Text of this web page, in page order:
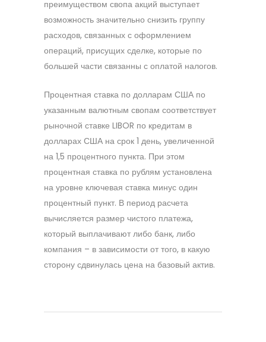
преимуществом свопа акций выступает
возможность значительно снизить группу
расходов, связанных с оформлением
операций, присущих сделке, которые по
большей части связанны с оплатой налогов.
Процентная ставка по долларам США по
указанным валютным свопам соответствует
рыночной ставке LIBOR по кредитам в
долларах США на срок 1 день, увеличенной
на 1,5 процентного пункта. При этом
процентная ставка по рублям установлена
на уровне ключевая ставка минус один
процентный пункт. В период расчета
вычисляется размер чистого платежа,
который выплачивают либо банк, либо
компания – в зависимости от того, в какую
сторону сдвинулась цена на базовый актив.